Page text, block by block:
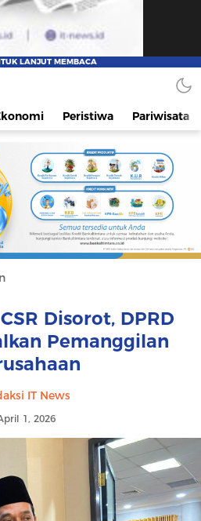
dan Terpercaya
Peristiwa Pariwisata
Disorot, DPRD
Pemanggilan
IT News
1, 2026